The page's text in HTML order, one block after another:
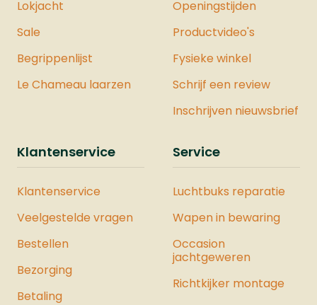
uitbreidbaarheid is dit pistool een
veiligheid.Specificaties:Merk:
VESTAModel: PDW50 20J - Dutch
.50Gewicht: 700 gramLengte: 22
cmMagazijn: JaVeiligheid: JaJoule: 19,9
onderdeel van een complete Vesta
geselecteerde producten waarmee u
de maximale kracht uit het pistool
haalt. Bekijk hier ons hele assortiment
luchtpistolen.
Lokjacht
Sale
Begrippenlijst
Le Chameau laarzen
Openingstijden
Productvideo's
Fysieke winkel
Schrijf een review
Inschrijven nieuwsbrief
Klantenservice
Klantenservice
Veelgestelde vragen
Bestellen
Bezorging
Betaling
Service
Luchtbuks reparatie
Wapen in bewaring
Occasion
jachtgeweren
Richtkijker montage